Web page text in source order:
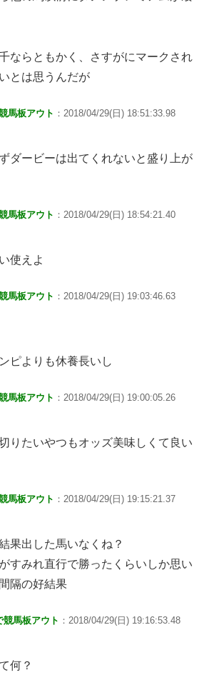
ならともかく、さすがにマークされ
とは思うんだが
馬板アウト ：2018/04/29(日) 18:51:33.98
ダービーは出てくれないと盛り上が
馬板アウト ：2018/04/29(日) 18:54:21.40
使えよ
馬板アウト ：2018/04/29(日) 19:03:46.63
ピよりも休養長いし
馬板アウト ：2018/04/29(日) 19:00:05.26
りたいやつもオッズ美味しくて良い
馬板アウト ：2018/04/29(日) 19:15:21.37
果出した馬いなくね？
すみれ直行で勝ったくらいしか思い
隔の好結果
馬板アウト ：2018/04/29(日) 19:16:53.48
何？